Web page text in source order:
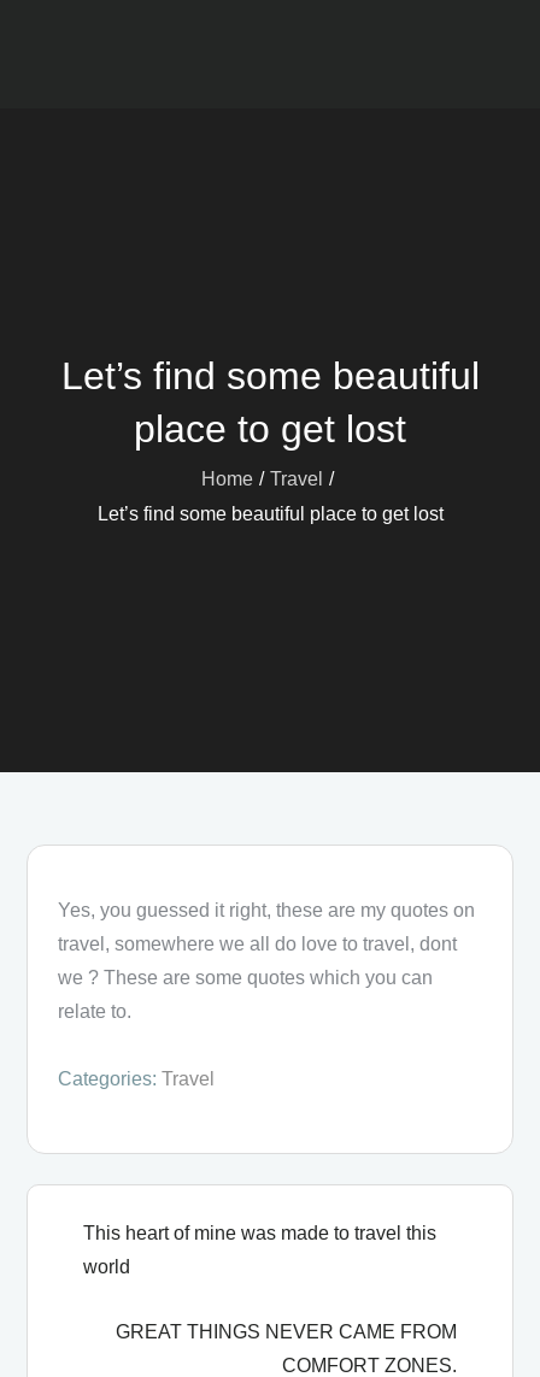
Let’s find some beautiful
place to get lost
Home
Travel
Let’s find some beautiful place to get lost
Yes, you guessed it right, these are my quotes on
travel, somewhere we all do love to travel, dont
we ? These are some quotes which you can
relate to.
Categories:Travel
This heart of mine was made to travel this
world
GREAT THINGS NEVER CAME FROM
COMFORT ZONES.